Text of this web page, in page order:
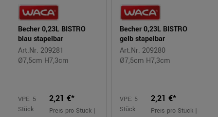
Becher 0,23L BISTRO
blau stapelbar
Art.Nr. 209281
Ø7,5cm H7,3cm
VPE: 5
Stück
2,21 €*
Preis pro Stück |
Becher 0,23L BISTRO
gelb stapelbar
Art.Nr. 209280
Ø7,5cm H7,3cm
VPE: 5
Stück
2,21 €*
Preis pro Stück |